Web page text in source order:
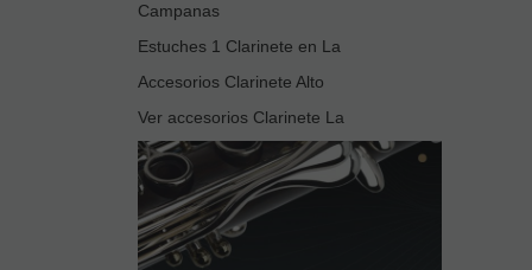
Campanas
Estuches 1 Clarinete en La
Accesorios Clarinete Alto
Ver accesorios Clarinete La